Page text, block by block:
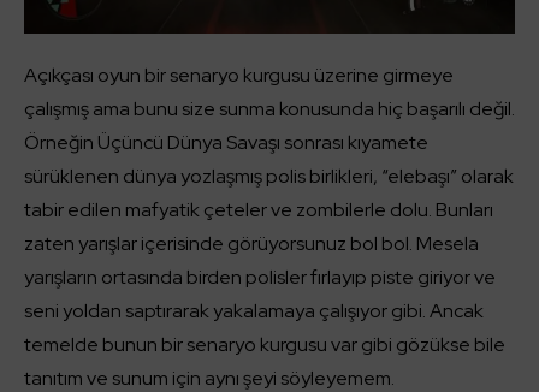
Açıkçası oyun bir senaryo kurgusu üzerine girmeye
çalışmış ama bunu size sunma konusunda hiç başarılı değil.
Örneğin Üçüncü Dünya Savaşı sonrası kıyamete
sürüklenen dünya yozlaşmış polis birlikleri, “elebaşı” olarak
tabir edilen mafyatik çeteler ve zombilerle dolu. Bunları
zaten yarışlar içerisinde görüyorsunuz bol bol. Mesela
yarışların ortasında birden polisler fırlayıp piste giriyor ve
seni yoldan saptırarak yakalamaya çalışıyor gibi. Ancak
temelde bunun bir senaryo kurgusu var gibi gözükse bile
tanıtım ve sunum için aynı şeyi söyleyemem.